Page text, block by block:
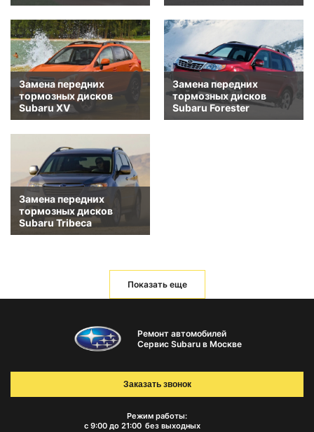
Замена передних
тормозных дисков
Subaru XV
Замена передних
тормозных дисков
Subaru Forester
Замена передних
тормозных дисков
Subaru Tribeca
Показать еще
Ремонт автомобилей
Сервис Subaru в Москве
Режим работы:
с 9:00 до 21:00 без выходных
Заказать звонок